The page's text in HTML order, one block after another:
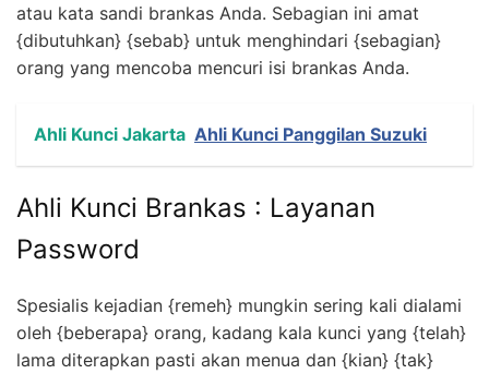
atau kata sandi brankas Anda. Sebagian ini amat
{dibutuhkan} {sebab} untuk menghindari {sebagian}
orang yang mencoba mencuri isi brankas Anda.
Ahli Kunci Jakarta Ahli Kunci Panggilan Suzuki
Ahli Kunci Brankas : Layanan
Password
Spesialis kejadian {remeh} mungkin sering kali dialami
oleh {beberapa} orang, kadang kala kunci yang {telah}
lama diterapkan pasti akan menua dan {kian} {tak}